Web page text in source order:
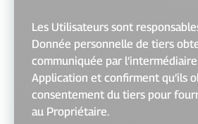
Les Utilisateurs sont
Donnée personnelle de tiers
communiquée par
Application et confirment qu’ils
consentement du tiers pour
au Propriétaire.